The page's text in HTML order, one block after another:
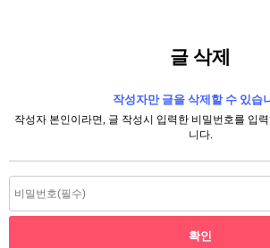
글 삭제
작성자만 글을 삭제할 수 있습
작성자 본인이라면, 글 작성시 입력한 비밀번호를 입
니다.